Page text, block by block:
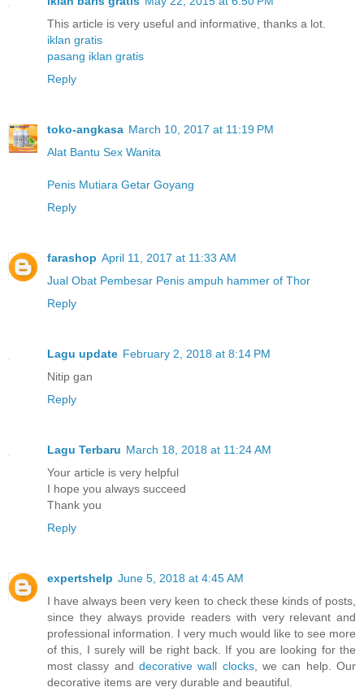
This article is very useful and informative, thanks a lot.
iklan gratis
pasang iklan gratis
Reply
toko-angkasa March 10, 2017 at 11:19 PM
Alat Bantu Sex Wanita
Penis Mutiara Getar Goyang
Reply
farashop April 11, 2017 at 11:33 AM
Jual Obat Pembesar Penis ampuh hammer of Thor
Reply
Lagu update February 2, 2018 at 8:14 PM
Nitip gan
Reply
Lagu Terbaru March 18, 2018 at 11:24 AM
Your article is very helpful
I hope you always succeed
Thank you
Reply
expertshelp June 5, 2018 at 4:45 AM
I have always been very keen to check these kinds of posts,
since they always provide readers with very relevant and
professional information. I very much would like to see more
of this, I surely will be right back. If you are looking for the
most classy and decorative wall clocks, we can help. Our
decorative items are very durable and beautiful.